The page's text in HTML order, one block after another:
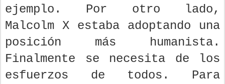
ejemplo. Por otro lado,
Malcolm X estaba adoptando una
posición más humanista.
Finalmente se necesita de los
esfuerzos de todos. Para